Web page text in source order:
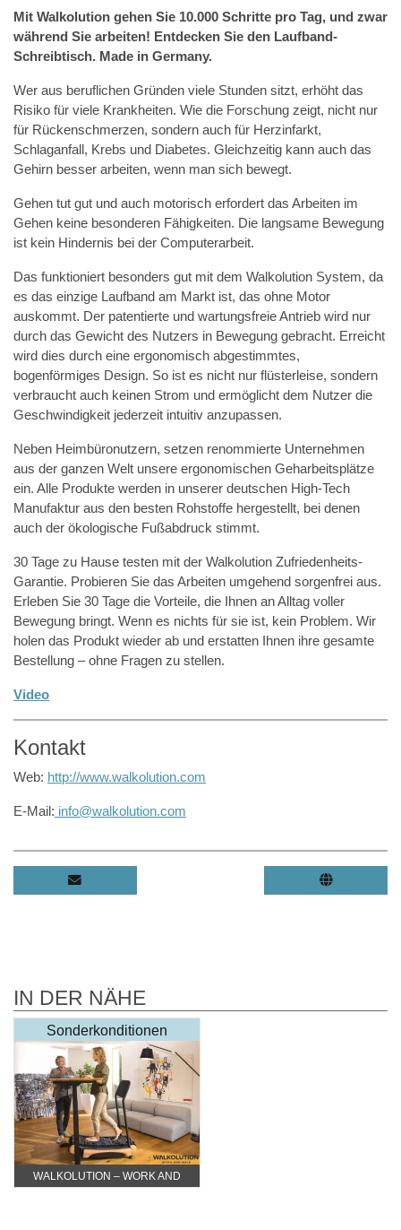
Mit Walkolution gehen Sie 10.000 Schritte pro Tag, und zwar
während Sie arbeiten! Entdecken Sie den Laufband-
Schreibtisch. Made in Germany.
Wer aus beruflichen Gründen viele Stunden sitzt, erhöht das
Risiko für viele Krankheiten. Wie die Forschung zeigt, nicht nur
für Rückenschmerzen, sondern auch für Herzinfarkt,
Schlaganfall, Krebs und Diabetes. Gleichzeitig kann auch das
Gehirn besser arbeiten, wenn man sich bewegt.
Gehen tut gut und auch motorisch erfordert das Arbeiten im
Gehen keine besonderen Fähigkeiten. Die langsame Bewegung
ist kein Hindernis bei der Computerarbeit.
Das funktioniert besonders gut mit dem Walkolution System, da
es das einzige Laufband am Markt ist, das ohne Motor
auskommt. Der patentierte und wartungsfreie Antrieb wird nur
durch das Gewicht des Nutzers in Bewegung gebracht. Erreicht
wird dies durch eine ergonomisch abgestimmtes,
bogenförmiges Design. So ist es nicht nur flüsterleise, sondern
verbraucht auch keinen Strom und ermöglicht dem Nutzer die
Geschwindigkeit jederzeit intuitiv anzupassen.
Neben Heimbüronutzern, setzen renommierte Unternehmen
aus der ganzen Welt unsere ergonomischen Geharbeitsplätze
ein. Alle Produkte werden in unserer deutschen High-Tech
Manufaktur aus den besten Rohstoffe hergestellt, bei denen
auch der ökologische Fußabdruck stimmt.
30 Tage zu Hause testen mit der Walkolution Zufriedenheits-
Garantie. Probieren Sie das Arbeiten umgehend sorgenfrei aus.
Erleben Sie 30 Tage die Vorteile, die Ihnen an Alltag voller
Bewegung bringt. Wenn es nichts für sie ist, kein Problem. Wir
holen das Produkt wieder ab und erstatten Ihnen ihre gesamte
Bestellung – ohne Fragen zu stellen.
Video
Kontakt
Web: http://www.walkolution.com
E-Mail: info@walkolution.com
IN DER NÄHE
Sonderkonditionen
WALKOLUTION – WORK AND